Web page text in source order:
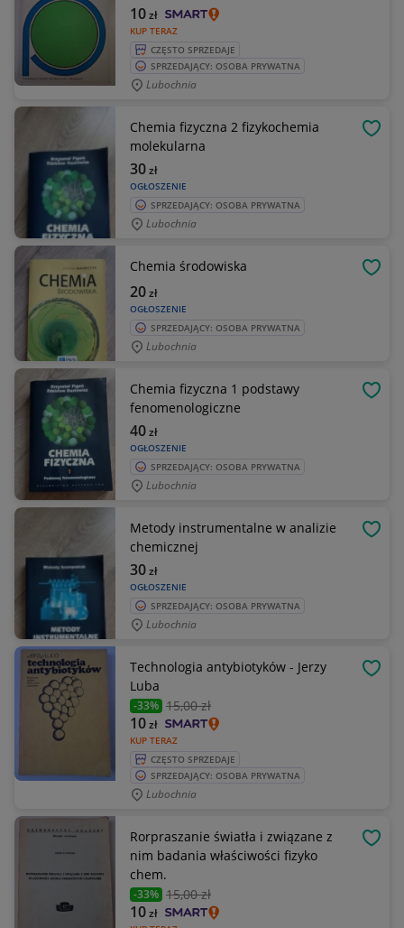
KUP TERAZ
10zł
CZĘSTO SPRZEDAJE
SPRZEDAJĄCY: OSOBA PRYWATNA
Lubochnia
Chemia fizyczna 2 fizykochemia
molekularna
OGŁOSZENIE
30zł
SPRZEDAJĄCY: OSOBA PRYWATNA
Lubochnia
Chemia środowiska
OGŁOSZENIE
20zł
SPRZEDAJĄCY: OSOBA PRYWATNA
Lubochnia
Chemia fizyczna 1 podstawy
fenomenologiczne
OGŁOSZENIE
40zł
SPRZEDAJĄCY: OSOBA PRYWATNA
Lubochnia
Metody instrumentalne w analizie
chemicznej
OGŁOSZENIE
30zł
SPRZEDAJĄCY: OSOBA PRYWATNA
Lubochnia
Technologia antybiotyków - Jerzy
Luba
-33% 15,00 zł
KUP TERAZ
10zł
CZĘSTO SPRZEDAJE
SPRZEDAJĄCY: OSOBA PRYWATNA
Lubochnia
Rorpraszanie światła i związane z
nim badania właściwości fizyko
chem.
-33% 15,00 zł
10zł